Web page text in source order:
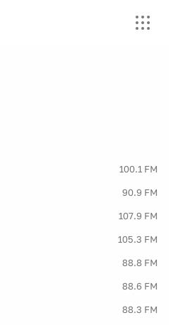
100.1 FM
90.9 FM
107.9 FM
105.3 FM
88.8 FM
88.6 FM
88.3 FM